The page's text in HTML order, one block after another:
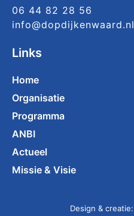
06 44 82 28 56
info@dopdijkenwaard.nl
Links
Home
Organisatie
Programma
ANBI
Actueel
Missie & Visie
Design & creatie: